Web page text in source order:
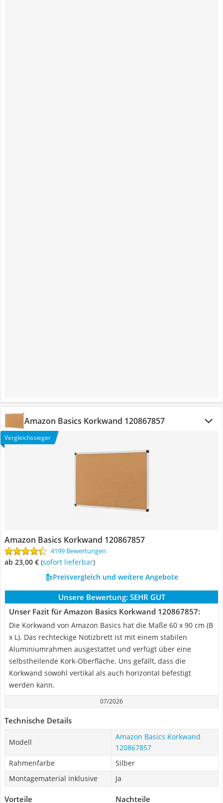
Amazon Basics Korkwand 120867857
Vergleichssieger
Amazon Basics Korkwand 120867857
4199 Bewertungen
ab 23,00 € ( Sofort lieferbar)
Preisvergleich und weitere Angebote
Unsere Bewertung: SEHR GUT
Unser Fazit für Amazon Basics Korkwand 120867857:
Die Korkwand von Amazon Basics hat die Maße 60 x 90 cm (B
x L). Das rechteckige Notizbrett ist mit einem stabilen
Aluminiumrahmen ausgestattet und verfügt über eine
selbstheilende Kork-Oberfläche. Uns gefällt, dass die
Korkwand sowohl vertikal als auch horizontal befestigt
werden kann.
07/2026
Technische Details
Modell
Amazon Basics Korkwand
120867857
Rahmenfarbe
Silber
Montagematerial inklusive
Ja
Vorteile Nachteile